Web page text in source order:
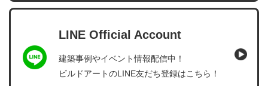
LINE Official Account
建築事例やイベント情報配信中！
ビルドアートのLINE友だち登録はこちら！